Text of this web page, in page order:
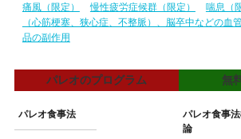
痛風（限定） 慢性疲労症候群（限定） 喘息（
（心筋梗塞、狭心症、不整脈）、脳卒中などの血
品の副作用
パレオのプログラム
パレオ食事法
無
パレオ食事
論